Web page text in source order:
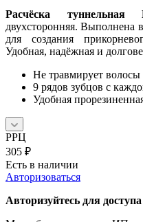
Расчёска
двухсторонняя. Выполнена
для создания
Удобная, надёжная и
Не травмирует
9 рядов зубцов с
Удобная
РРЦ
305 ₽
Есть в наличии
Авторизоваться
Авторизуйтесь для